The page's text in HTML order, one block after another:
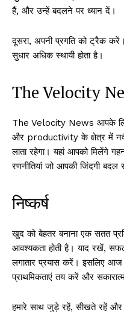
हैं, और उन्हें बदलने पर ध्यान दें।
दूसरा, अपनी प्रगति को ट्रैक
सुधार अधिक स्थायी होता है।
The Velocity
The Velocity News आपके
और productivity के क्षेत्र में
लाता रहेगा। यहां आपको मिलेंगे
रणनीतियां जो आपकी जिंदगी बदल
निष्कर्ष
खुद को बेहतर बनाना एक सतत
आवश्यकता होती है। याद रखें,
लगातार प्रयास करें। इसलिए आज
प्राथमिकताएं तय करें और
हमारे साथ जुड़े रहें, सीखते रहें